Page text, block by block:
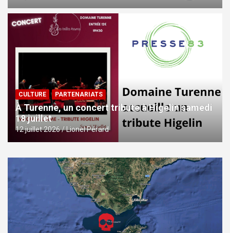
CULTURE PARTENARIATS
À Turenne, un concert tribute à Higelin samedi
18 juillet
12 juillet 2026 Lionel Pérard